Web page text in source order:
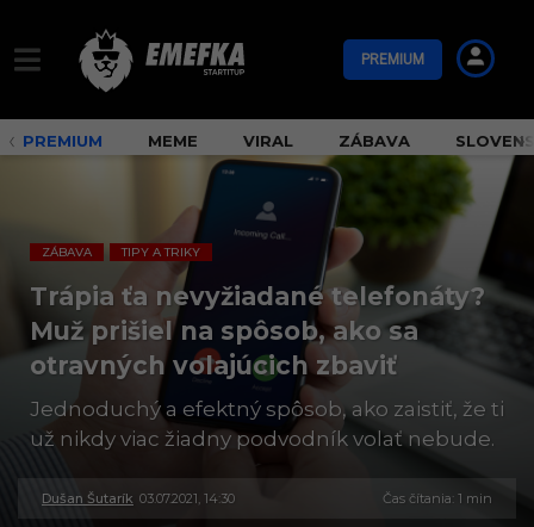
PREMIUM
PREMIUM MEME VIRAL ZÁBAVA
ZÁBAVA
,
TIPY A TRIKY
Trápia ťa nevyžiadané telefonáty?
Muž prišiel na spôsob, ako sa
otravných volajúcich zbaviť
Jednoduchý a efektný spôsob, ako zaistiť, že ti
už nikdy viac žiadny podvodník volať nebude.
Dušan Šutarík 03.07.2021, 14:30
3
Čas čítania: 1 min